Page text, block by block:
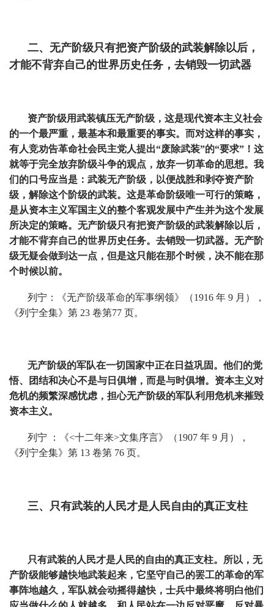
二、无产阶级只有把资产阶级的武装解除以后，
才能不背弃自己的世界历史任务，去销毁一切武器
资产阶级用武装镇压无产阶级，这是现代资本主义社会
的一个最严重，最基本和最重要的事实。而对这样的事实，
有人竞劝告革命社会民主党人提出“废除武装”的“要求”！这
就等于完全放弃阶级斗争的观点，放弃一切革命的思想。我
们的口号应当是：武装无产阶级，以便战胜和剥夺资产阶
级，解除这个阶级的武装。这是革命阶级唯一可行的策略，
是从资本主义军国主义的整个客观发展中产生并为这个发展
所决定的策略。无产阶级只有把资产阶级的武装解除以后，
才能不背弃自己的世界历史任务。去销毁一切武器。无产阶
级无疑会做到达一点，但是这只能在那个时候，决不能在那
个时候以前。
列宁：《无产阶级革命的军事纲领》（1916 年 9 月），
《列宁全集》第 23 卷第77 页。
无产阶级的军队在一切国家中正在日益巩固。他们的觉
悟、团结和决心不是与日俱增，而是与时俱增。资本主义对
危机的频繁深感忧虑，担心无产阶级的军队利用危机来摧毁
资本主义。
列宁 ：《<十二年来>文集序言》（1907 年 9 月），
《列宁全集》第 13 卷第 76 页。
三、只有武装的人民才是人民自由的真正支柱
只有武装的人民才是人民的自由的真正支柱。所以，无
产阶级能够越快地武装起来，它坚守自己的罢工的革命的军
事阵地越久，军队就会动摇得越快，士兵中最终将明白他们